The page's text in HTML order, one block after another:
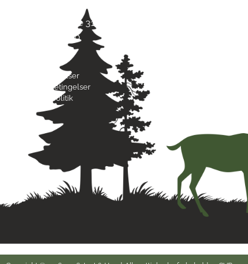
Skarridsøgade 31 B
4450 Jyderup
Byttebetingelser
Handelsbetingelser
Privatlivspolitik